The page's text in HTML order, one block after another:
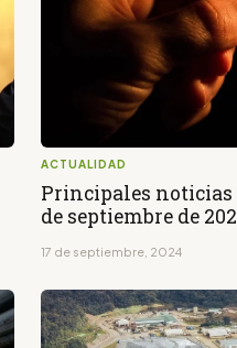
ACTUALIDAD
Principales noticias
de septiembre de
17 de septiembre, 2024